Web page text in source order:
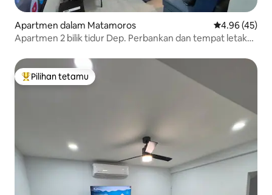
Apartmen dalam Matamoros Penarafan
4.96 (45)
Apartmen 2 bilik tidur Dep. Perbankan dan tempat letak
Pilihan utama tetamu
Pilihan tetamu